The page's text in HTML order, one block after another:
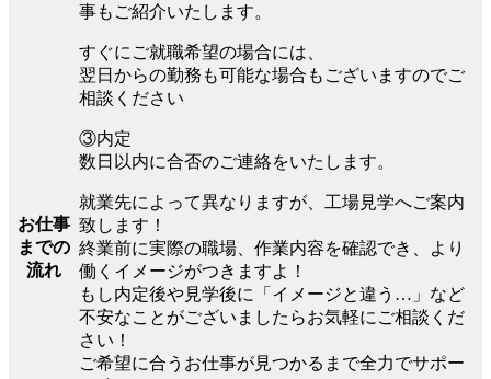
お仕事
までの
流れ
事もご紹介いたします。
すぐにご就職希望の場合には、
翌日からの勤務も可能な場合もございますのでご
相談ください
③内定
数日以内に合否のご連絡をいたします。
就業先によって異なりますが、工場見学へご案内
致します！
終業前に実際の職場、作業内容を確認でき、より
働くイメージがつきますよ！
もし内定後や見学後に「イメージと違う…」など
不安なことがございましたらお気軽にご相談くだ
さい！
ご希望に合うお仕事が見つかるまで全力でサポー